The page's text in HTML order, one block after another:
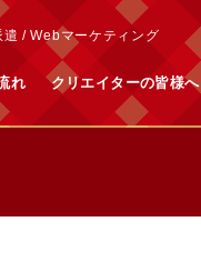
/ Webマーケティング
れ クリエイターの皆様へ